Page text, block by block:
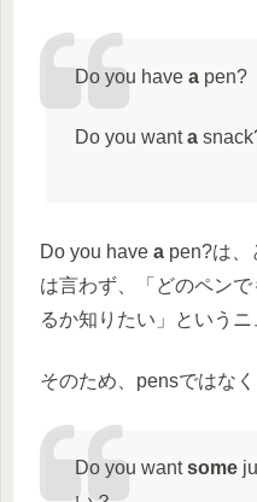
Do you have apen?
Do you wanta
Do you have a pen?は、
は言わず、「どのペン
るか知りたい」というニ
そのため、pensではな
Do you wantsome